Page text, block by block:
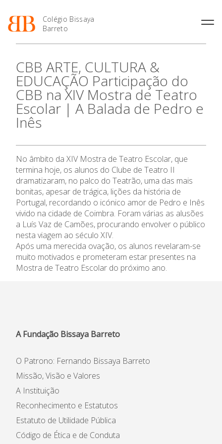
Colégio Bissaya
Barreto
O Colégio
Projeto Educativo
Organização
Colaboradores Docentes
Colaboradores Não
Docentes
Regulamentos
Jornal “O Coreto”
Privacidade
Enriquecimento Curricular
Oferta Curricular
Atividades Extracurriculares
Serviços
Sala de Estudo
Letiva
Academia de LínguasEnsino Profissional
Profissionais
Matrículas
Horários e Manuais
Curso de Técnico de
Termalismo
Ofertas de Emprego
Ano Letivo
2027
Calendários
Portal do Professor
Portal do Aluno/Encarregado
de Educação
Secretariado de Exames
Admissão
Informações
APEE
CBB ARTE, CULTURA &
EDUCAÇÃO Participação do
CBB na XIV Mostra de Teatro
Escolar | A Balada de Pedro e
Inês
No âmbito da XIV Mostra de Teatro Escolar, que
termina hoje, os alunos do Clube de Teatro II
dramatizaram, no palco do Teatrão, uma das mais
bonitas, apesar de trágica, lições da história de
Portugal, recordando o icónico amor de Pedro e Inês
vivido na cidade de Coimbra. Foram várias as alusões
a Luís Vaz de Camões, procurando envolver o público
nesta viagem ao século XIV.
Após uma merecida ovação, os alunos revelaram-se
muito motivados e prometeram estar presentes na
Mostra de Teatro Escolar do próximo ano.
A Fundação Bissaya Barreto
O Patrono: Fernando Bissaya Barreto
Missão, Visão e Valores
A Instituição
Reconhecimento e Estatutos
Estatuto de Utilidade Pública
Código de Ética e de Conduta